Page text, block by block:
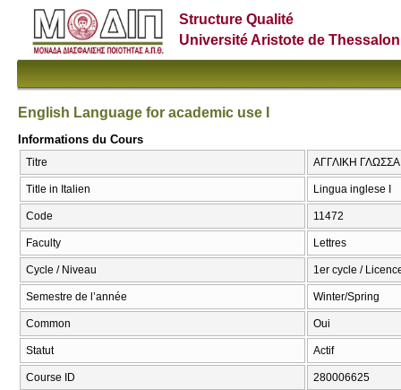
Structure Qualité
Université Aristote de
English Language for academic use I
Informations du Cours
Titre ΑΓΓΛΙΚΗ
Title in Italien Lingua inglese I
Code 11472
Faculty Lettres
Cycle / Niveau 1er cycle /
Semestre de l’année Winter/Spring
Common Oui
Statut Actif
Course ID 280006625